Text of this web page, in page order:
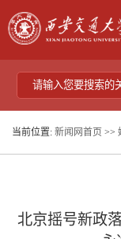
当前位置: 新闻网首页 >>
北京摇号新政